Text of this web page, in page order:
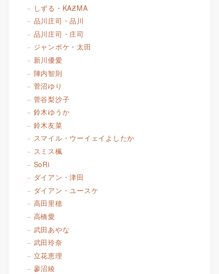
しずる・KAƵMA
品川庄司・品川
品川庄司・庄司
ジャンポケ・太田
新川優愛
陣内智則
菅沼ゆり
菅谷梨沙子
鈴木ゆうか
鈴木友菜
スマイル・ウーイェイよしたか
スミス楓
SoRi
ダイアン・津田
ダイアン・ユースケ
高田里穂
高橋愛
武田あやな
武田玲奈
立花恵理
蓼沼綾